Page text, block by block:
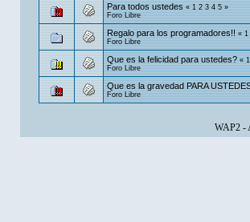
Para todos ustedes «1 2 3 4 5»
Foro Libre
Regalo para los programadores!! «1
Foro Libre
Que es la felicidad para ustedes? «1
Foro Libre
Que es la gravedad PARA
Foro Libre
WAP2-